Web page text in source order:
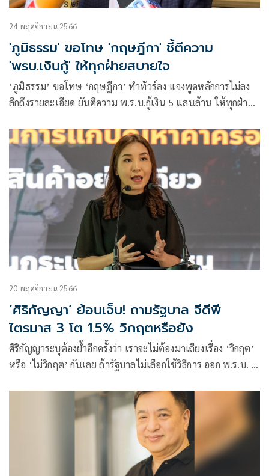
24 พฤศจิกายน 2566
'ภูมิธรรม' ขอโทษ 'กฤษฎีกา' ชี้ตีความ
'พรบ.เงินกู้' ให้ทุกฝ่ายสบายใจ
‘ภูมิธรรม’ ขอโทษ ‘กฤษฎีกา’ ทำทัวร์ลง แจงพูดหลักการไม่ลง
ลึกถึงรายละเอียด ยันตีความ พ.ร.บ.กู้เงิน 5 แสนล้าน ให้ทุกฝ่าย
20 พฤศจิกายน 2566
‘ศิริกัญญา’ ย้อนเจ็บ! ถามรัฐบาล จีดีพี
ไตรมาส 3 โต 1.5% วิกฤตหรือยัง
ศิริกัญญาระบุต้องย้ำอีกครั้งว่า เราจะไม่ต้องมาเถียงเรื่อง ‘วิกฤต’
หรือ ‘ไม่วิกฤต’ กันเลย ถ้ารัฐบาลไม่เลือกใช้วิธีการ ออก พ.ร.บ. กู้